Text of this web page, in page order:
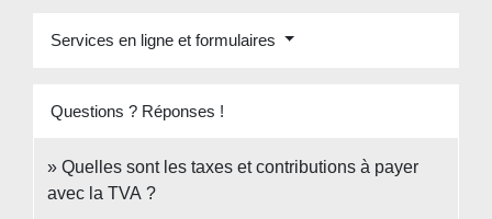
Services en ligne et formulaires
Questions ? Réponses !
Quelles sont les taxes et contributions à payer
avec la TVA ?